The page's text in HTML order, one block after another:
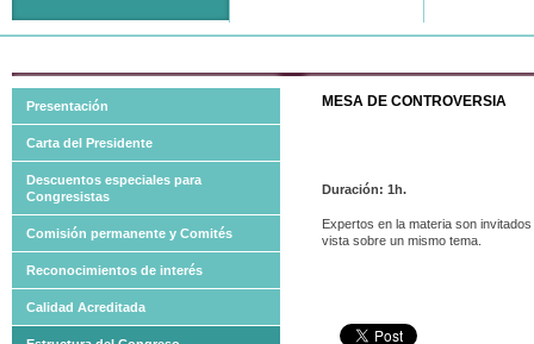
MESA DE CONTROVERSIA
Duración: 1h.
Expertos en la materia son
vista sobre un mismo tema.
Presentación
Carta del Presidente
Descuentos especiales para
Congresistas
Comisión permanente y Comités
Reconocimientos de interés
Calidad Acreditada